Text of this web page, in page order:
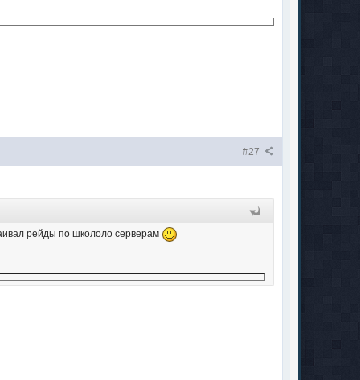
#27
рейды по школоло серверам